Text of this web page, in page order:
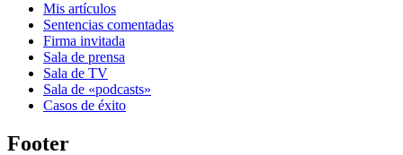
Mis artículos
Sentencias comentadas
Firma invitada
Sala de prensa
Sala de TV
Sala de «podcasts»
Casos de éxito
Footer